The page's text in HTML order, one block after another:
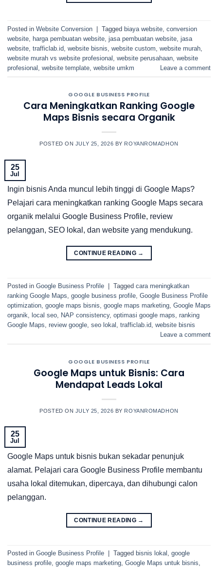
Posted in Website Conversion | Tagged biaya website conversion
website harga pembuatan website jasa pembuatan website jasa
website trafficlab.id website bisnis website custom website murah
website murah vs website profesional website perusahaan website
profesional website template website umkm Leave a comment
GOOGLE BUSINESS PROFILE
Cara Meningkatkan Ranking Google
Maps Bisnis secara Organik
POSTED ON JULY 25, 2026 BY ROYANROMADHON
25
Jul
Ingin bisnis Anda muncul lebih tinggi di Google Maps?
Pelajari cara meningkatkan ranking Google Maps secara
organik melalui Google Business Profile, review
pelanggan, SEO lokal, dan website yang mendukung.
CONTINUE READING →
Posted in Google Business Profile Tagged cara meningkatkan
ranking Google Maps, google business profile, Google Business Profile
optimization, google maps bisnis, google maps marketing, Google Maps
organik, local seo, NAP consistency, optimasi google maps, ranking
Google Maps, review google, seo lokal , trafficlab.id, website bisnis
Leave a comment
GOOGLE BUSINESS PROFILE
Google Maps untuk Bisnis: Cara
Mendapat Leads Lokal
POSTED ON JULY 25, 2026 BY ROYANROMADHON
25
Jul
Google Maps untuk bisnis bukan sekadar penunjuk
alamat. Pelajari cara Google Business Profile membantu
usaha lokal ditemukan, dipercaya, dan dihubungi calon
pelanggan.
CONTINUE READING →
Posted in Google Business Profile Tagged bisnis lokal
google
business profile google maps marketing Google Maps untuk bisnis